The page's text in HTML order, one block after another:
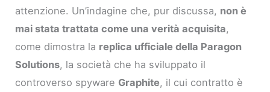
attenzione. Un’indagine che, pur discussa, non è
mai stata trattata come una verità acquisita,
come dimostra la replica ufficiale della Paragon
Solutions, la società che ha sviluppato il
controverso spyware Graphite, il cui contratto è